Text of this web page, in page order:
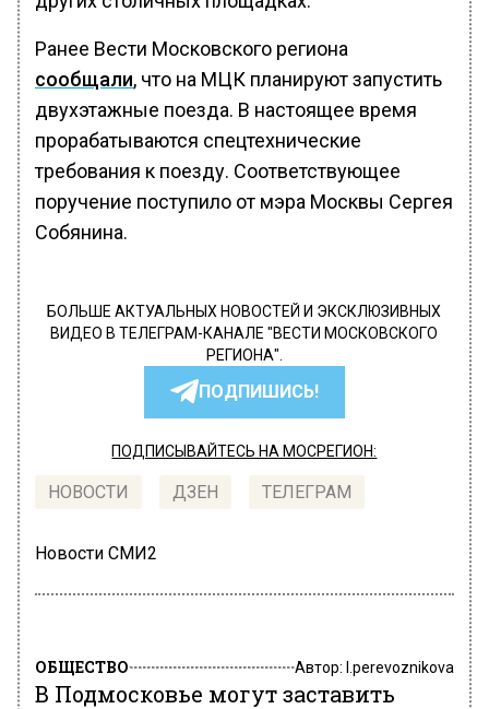
Ранее Вести Московского региона
сообщали, что на МЦК планируют запустить
двухэтажные поезда. В настоящее время
прорабатываются спецтехнические
требования к поезду. Соответствующее
поручение поступило от мэра Москвы Сергея
Собянина.
БОЛЬШЕ АКТУАЛЬНЫХ НОВОСТЕЙ И ЭКСКЛЮЗИВНЫХ
ВИДЕО В ТЕЛЕГРАМ-КАНАЛЕ "ВЕСТИ МОСКОВСКОГО
РЕГИОНА".
ПОДПИШИСЬ!
ПОДПИСЫВАЙТЕСЬ НА МОСРЕГИОН:
НОВОСТИ ДЗЕН ТЕЛЕГРАМ
Новости СМИ2
ОБЩЕСТВО Автор: l.perevoznikova
В Подмосковье могут заставить